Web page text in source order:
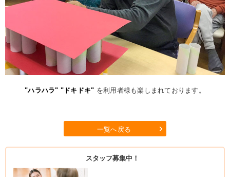
"ハラハラ" "ドキドキ" を利用者様も楽しまれております。
一覧へ戻る
スタッフ募集中！